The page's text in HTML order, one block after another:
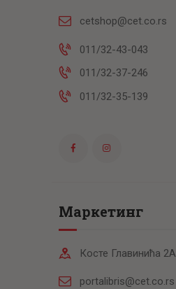
cetshop@cet.co.rs
011/32-43-043
011/32-37-246
011/32-35-139
Маркетинг
Косте Главинића 2А
portalibris@cet.co.rs